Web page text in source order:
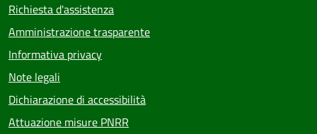
Richiesta d'assistenza
Amministrazione trasparente
Informativa privacy
Note legali
Dichiarazione di accessibilità
Attuazione misure PNRR